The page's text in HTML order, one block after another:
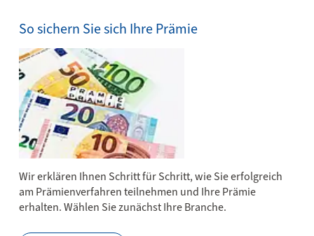
So sichern Sie sich Ihre Prämie
Wir erklären Ihnen Schritt für Schritt, wie Sie erfolgreich
am Prämienverfahren teilnehmen und Ihre Prämie
erhalten. Wählen Sie zunächst Ihre Branche.